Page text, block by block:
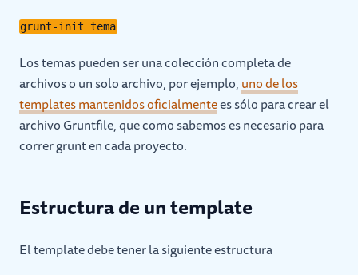
grunt-init tema
Los temas pueden ser una colección completa de
archivos o un solo archivo, por ejemplo,uno de los
templates mantenidos oficialmentees sólo para crear el
archivo Gruntfile, que como sabemos es necesario para
correr grunt en cada proyecto.
Estructura de un template
El template debe tener la siguiente estructura